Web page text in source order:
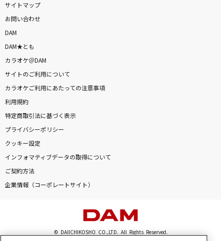
サイトマップ
お問い合わせ
DAM
DAM★とも
カラオケ＠DAM
サイトのご利用について
カラオケご利用にあたっての注意事項
利用規約
特定商取引法に基づく表示
プライバシーポリシー
クッキー設定
インフォマティブデータの取得について
ご契約方法
企業情報（コーポレートサイト）
© DAIICHIKOSHO CO.,LTD. All Rights Reserved.